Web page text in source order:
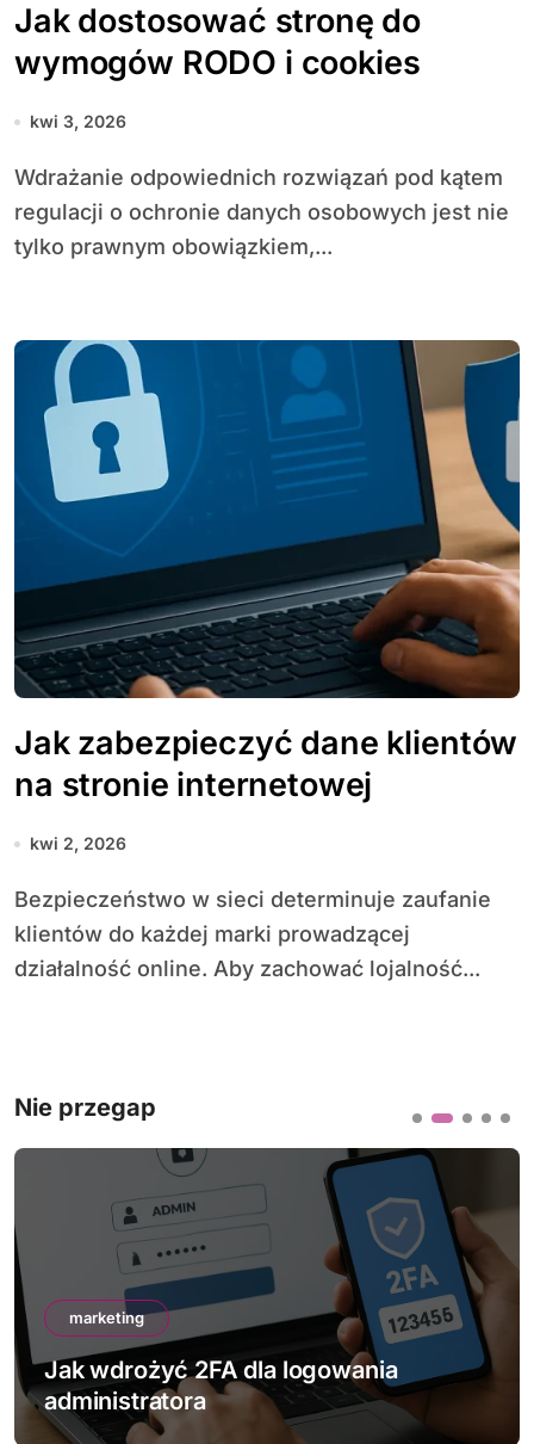
Jak dostosować stronę do
wymogów RODO i cookies
kwi 3, 2026
Wdrażanie odpowiednich rozwiązań pod kątem
regulacji o ochronie danych osobowych jest nie
tylko prawnym obowiązkiem,...
Jak zabezpieczyć dane klientów
na stronie internetowej
kwi 2, 2026
Bezpieczeństwo w sieci determinuje zaufanie
klientów do każdej marki prowadzącej
działalność online. Aby zachować lojalność...
Nie przegap
marketing
Jak sprawdzić bezpieczeństwo swojej
strony